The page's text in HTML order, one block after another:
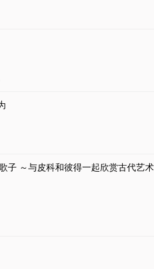
子 ～与皮科和彼得一起欣赏古代艺